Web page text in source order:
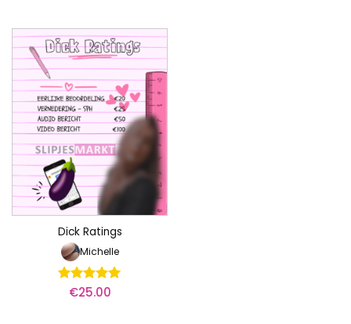
Dick Ratings
Michelle
Waardering
€25.00